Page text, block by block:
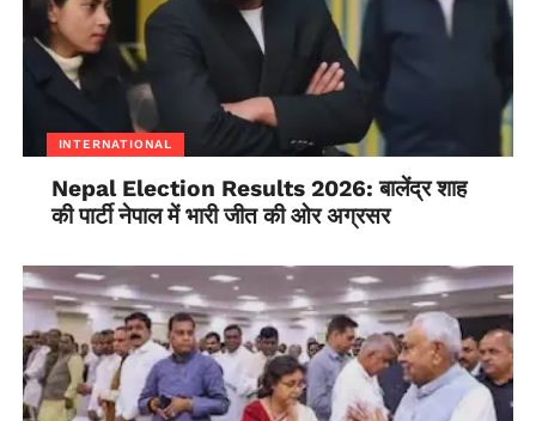
INTERNATIONAL
Nepal Election Results 2026: बालेंद्र शाह
की पार्टी नेपाल में भारी जीत की ओर अग्रसर